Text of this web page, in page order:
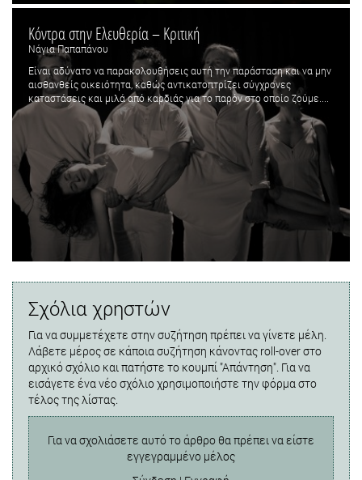
Κόντρα στην Ελευθερία – Κριτική
Νάγια Παπαπάνου
Είναι αδύνατο να παρακολουθήσεις αυτή την παράσταση και να μην
αισθανθείς οικειότητα, καθώς αντικατοπτρίζει σύγχρονες
καταστάσεις και μιλά από καρδιάς για το παρόν στο οποίο ζούμε....
Σχόλια χρηστών
Για να συμμετέχετε στην συζήτηση πρέπει να γίνετε μέλη.
Λάβετε μέρος σε κάποια συζήτηση κάνοντας roll-over στο
αρχικό σχόλιο και πατήστε το κουμπί "Απάντηση". Για να
εισάγετε ένα νέο σχόλιο χρησιμοποιήστε την φόρμα στο
τέλος της λίστας.
Για να σχολιάσετε αυτό το άρθρο θα πρέπει να είστε
εγγεγραμμένο μέλος